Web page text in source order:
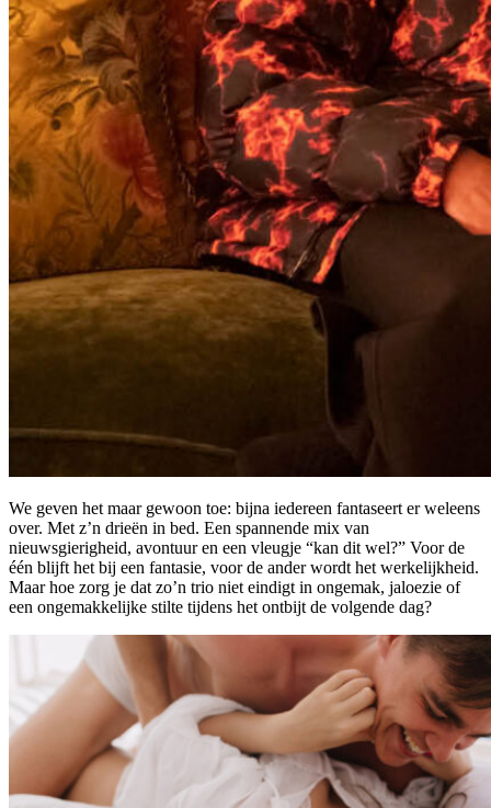
We geven het maar gewoon toe: bijna iedereen fantaseert er weleens
over. Met z’n drieën in bed. Een spannende mix van
nieuwsgierigheid, avontuur en een vleugje “kan dit wel?” Voor de
één blijft het bij een fantasie, voor de ander wordt het werkelijkheid.
Maar hoe zorg je dat zo’n trio niet eindigt in ongemak, jaloezie of
een ongemakkelijke stilte tijdens het ontbijt de volgende dag?